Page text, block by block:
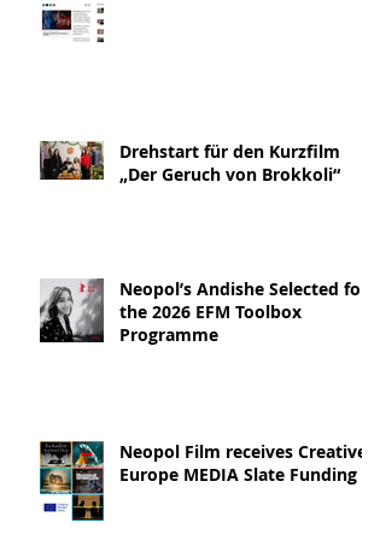
Drehstart für den Kurzfilm
„Der Geruch von Brokkoli“
Neopol’s Andishe Selected for
the 2026 EFM Toolbox
Programme
Neopol Film receives Creative
Europe MEDIA Slate Funding